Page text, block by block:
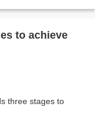
to achieve